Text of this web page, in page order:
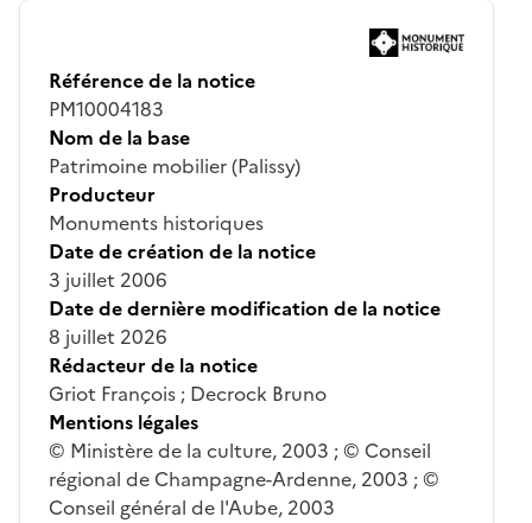
Référence de la notice
PM10004183
Nom de la base
Patrimoine mobilier (Palissy)
Producteur
Monuments historiques
Date de création de la notice
3 juillet 2006
Date de dernière modification de la notice
8 juillet 2026
Rédacteur de la notice
Griot François ; Decrock Bruno
Mentions légales
© Ministère de la culture, 2003 ; © Conseil
régional de Champagne-Ardenne, 2003 ; ©
Conseil général de l'Aube, 2003